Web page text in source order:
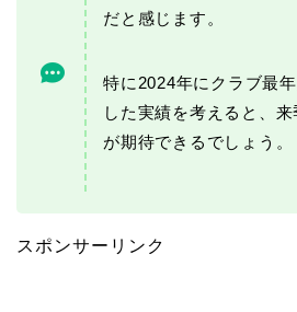
だと感じます。
特に2024年にクラブ最
した実績を考えると、
が期待できるでしょう。
スポンサーリンク